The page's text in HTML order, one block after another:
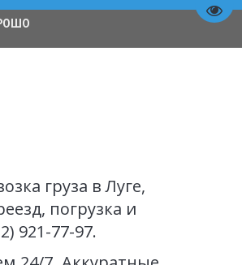
груза в Луге,
погрузка и
921-77-97.